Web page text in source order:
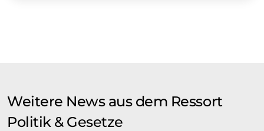
Weitere News aus dem Ressort
Politik & Gesetze